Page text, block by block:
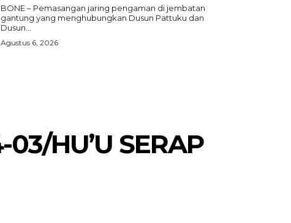
BONE – Pemasangan jaring pengaman di jembatan
gantung yang menghubungkan Dusun Pattuku dan
Dusun...
Agustus 6, 2026